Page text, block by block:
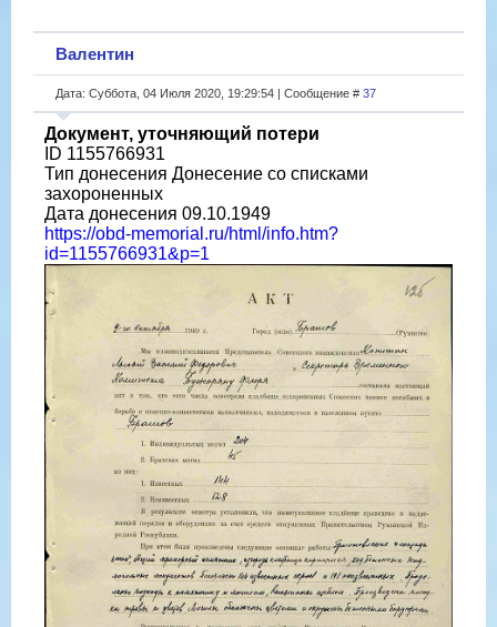
Валентин
Дата: Суббота, 04 Июля 2020, 19:29:54 | Сообщение # 37
Документ, уточняющий потери
ID 1155766931
Тип донесения Донесение со списками
захороненных
Дата донесения 09.10.1949
https://obd-memorial.ru/html/info.htm?
id=1155766931&p=1